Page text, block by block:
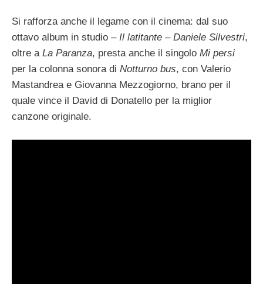
Si rafforza anche il legame con il cinema: dal suo
ottavo album in studio – Il latitante – Daniele Silvestri,
oltre aLa Paranza, presta anche il singolo Mi persi
per la colonna sonora di Notturno bus, con Valerio
Mastandrea e Giovanna Mezzogiorno, brano per il
quale vince il David di Donatello per la miglior
canzone originale.